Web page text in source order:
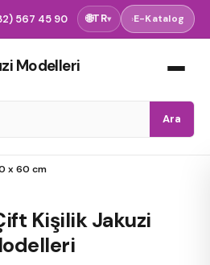
567 45 90 🌐TR▾ ›E-Katalog
Modelleri
Ara
x 60 cm
Kişilik Jakuzi